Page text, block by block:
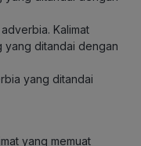
Kalimat
yang ditandai dengan
yang ditandai
yang memuat